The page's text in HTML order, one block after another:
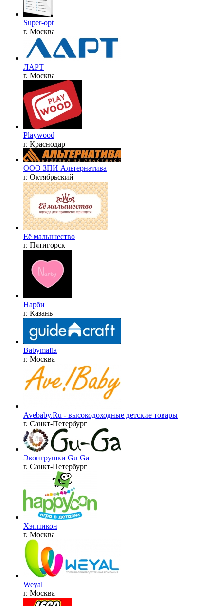
Super-opt
г. Москва
ЛАРТ
г. Москва
Playwood
г. Краснодар
ООО ЗПИ Альтернатива
г. Октябрьский
Её малышество
г. Пятигорск
Нарби
г. Казань
Babymafia
г. Москва
Avebaby.Ru - высокодоходные детские товары
г. Санкт-Петербург
Экоигрушки Gu-Ga
г. Санкт-Петербург
Хэппикон
г. Москва
Weyal
г. Москва